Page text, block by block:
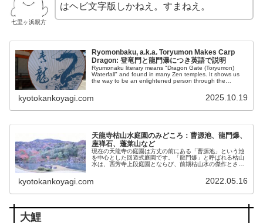
七里ヶ浜親方
はヘビ文字版しかねえ。すまねえ。
Ryomonbaku, a.k.a. Toryumon Makes Carp
Dragon: 登竜門と龍門瀑につき英語で説明
Ryumonaku literary means "Dragon Gate (Toryumon)
Waterfall" and found in many Zen temples. It shows us
the way to be an enlightened person through the
kyotokankoyagi.com 2025.10.19
天龍寺枯山水庭園のみどころ：曹源池、龍門爆、
座禅石、蓬莱山など
現在の天龍寺の庭園は方丈の前にある「曹源池」という池
を中心とした回遊式庭園です。「龍門爆」と呼ばれる枯山
水は、西芳寺上段庭園とならび、前期枯山水の傑作とされ
禅石などを加味し、曹源池のみどころを解説申し上げま
す。
kyotokankoyagi.com 2022.05.16
大鯉